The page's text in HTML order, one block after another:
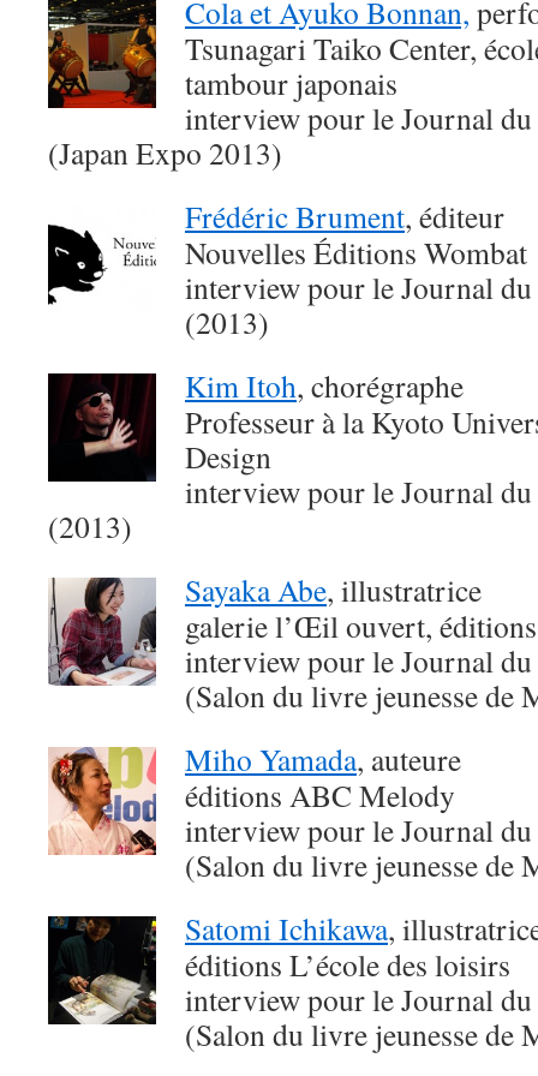
Cola et Ayuko Bonnan,
Tsunagari Taiko Center,
tambour japonais
interview pour le Journal du
(Japan Expo 2013)
Frédéric Brument, éditeur
Nouvelles Éditions Wombat
interview pour le Journal du
(2013)
Kim Itoh, chorégraphe
Professeur à la Kyoto
Design
interview pour le Journal du
(2013)
Sayaka Abe, illustratrice
galerie l’Œil ouvert,
interview pour le Journal du
(Salon du livre jeunesse de
Miho Yamada, auteure
éditions ABC Melody
interview pour le Journal du
(Salon du livre jeunesse de
Satomi Ichikawa,
éditions L’école des loisirs
interview pour le Journal du
(Salon du livre jeunesse de